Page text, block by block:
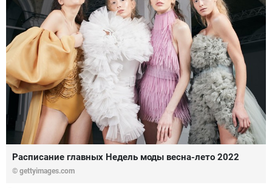
Расписание главных Недель моды весна-лето 2022
© gettyimages.com